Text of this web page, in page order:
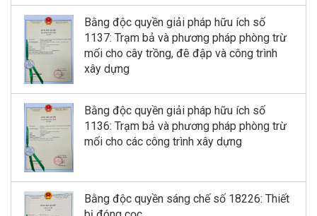
Bằng độc quyền giải pháp hữu ích số
1137: Trạm bả và phương pháp phòng trừ
mối cho cây trồng, đê đập và công trình
xây dựng
Bằng độc quyền giải pháp hữu ích số
1136: Trạm bả và phương pháp phòng trừ
mối cho các công trình xây dựng
Bằng độc quyền sáng chế số 18226: Thiết